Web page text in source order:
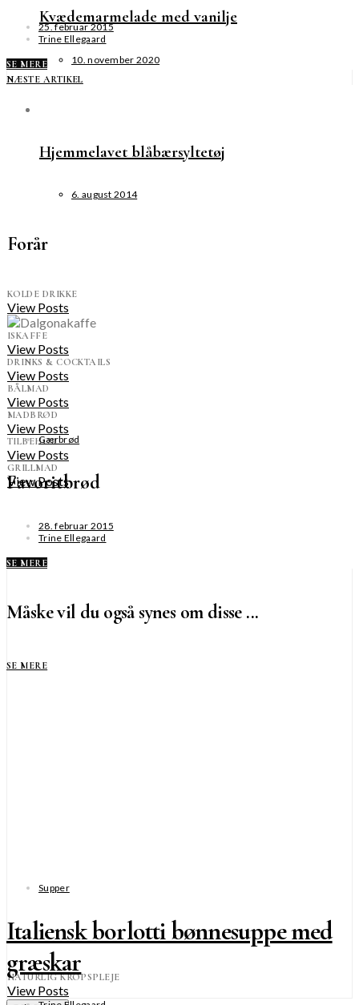
Kvædemarmelade med vanilje
10. november 2020
Hjemmelavet blåbærsyltetøj
6. august 2014
Forår
KOLDE DRIKKE
View Posts
ISKAFFE
View Posts
DRINKS & COCKTAILS
View Posts
BÅLMAD
View Posts
MADBRØD
View Posts
TILBEHØR
View Posts
GRILLMAD
View Posts
NATURLIG KROPSPLEJE
View Posts
25. februar 2015
Trine Ellegaard
SE MERE
NÆSTE ARTIKEL
Gærbrød
Favoritbrød
28. februar 2015
Trine Ellegaard
SE MERE
Måske vil du også synes om disse ...
SE MERE
Supper
Italiensk borlotti bønnesuppe med
græskar